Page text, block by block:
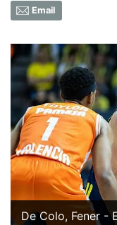
Email
De Colo, Fener -